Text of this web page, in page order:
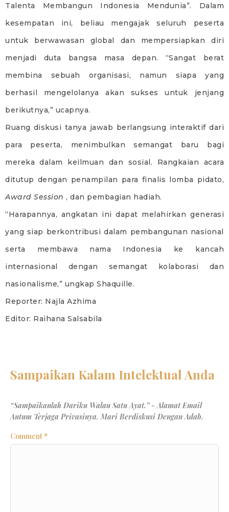
Talenta Membangun Indonesia Mendunia”. Dalam
kesempatan ini, beliau mengajak seluruh peserta
untuk berwawasan global dan mempersiapkan diri
menjadi duta bangsa masa depan. “Sangat berat
membina sebuah organisasi, namun siapa yang
berhasil mengelolanya akan sukses untuk jenjang
berikutnya,” ucapnya.
Ruang diskusi tanya jawab berlangsung interaktif dari
para peserta, menimbulkan semangat baru bagi
mereka dalam keilmuan dan sosial. Rangkaian acara
ditutup dengan penampilan para finalis lomba pidato,
Award Session , dan pembagian hadiah.
“Harapannya, angkatan ini dapat melahirkan generasi
yang siap berkontribusi dalam pembangunan nasional
serta membawa nama Indonesia ke kancah
internasional dengan semangat kolaborasi dan
nasionalisme,” ungkap Shaquille.
Reporter: Najla Azhima
Editor: Raihana Salsabila
Comment*